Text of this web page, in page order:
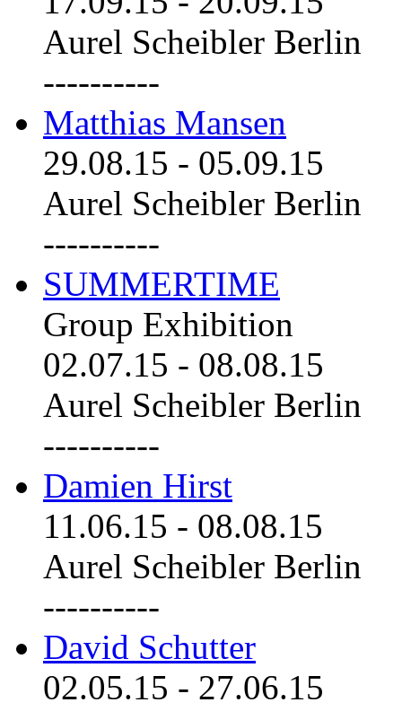
Aurel Scheibler Berlin
----------
Matthias Mansen
29.08.15 - 05.09.15
Aurel Scheibler Berlin
----------
SUMMERTIME
Group Exhibition
02.07.15 - 08.08.15
Aurel Scheibler Berlin
----------
Damien Hirst
11.06.15 - 08.08.15
Aurel Scheibler Berlin
----------
David Schutter
02.05.15 - 27.06.15